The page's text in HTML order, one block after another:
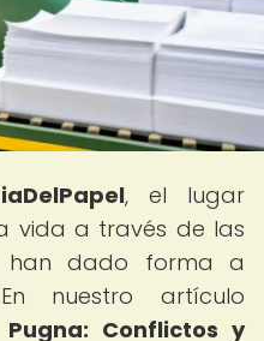
, el lugar
vida a través de las
han dado forma a
nuestro artículo
Conflictos y